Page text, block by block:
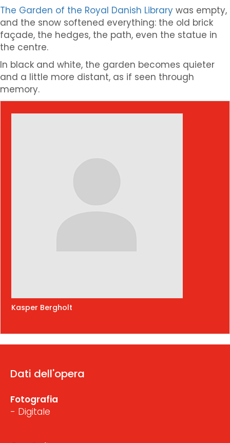
The Garden of the Royal Danish Library was empty,
and the snow softened everything: the old brick
façade, the hedges, the path, even the statue in
the centre.
In black and white, the garden becomes quieter
and a little more distant, as if seen through
memory.
Kasper Bergholt
Dati dell'opera
Fotografia
- Digitale